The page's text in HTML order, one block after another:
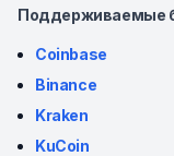
Поддерживаемые
Coinbase
Binance
Kraken
KuCoin